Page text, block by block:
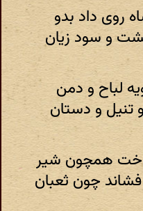
روی داد بدو
و سود زیان
لباح و دمن
تنیل و دستان
همچون شیر
چون ثعبان